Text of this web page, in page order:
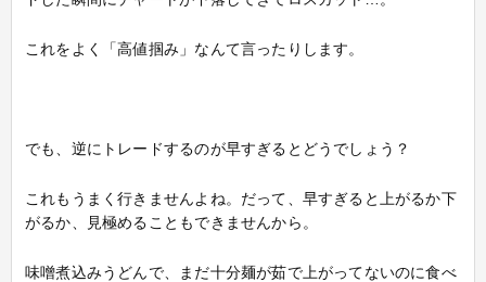
これをよく「高値掴み」なんて言ったりします。
でも、逆にトレードするのが早すぎるとどうでしょう？
これもうまく行きませんよね。だって、早すぎると上がるか下
がるか、見極めることもできませんから。
味噌煮込みうどんで、まだ十分麺が茹で上がってないのに食べ